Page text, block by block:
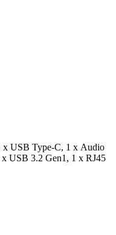
USB Type-C, 1 х Audio
USB 3.2 Gen1, 1 x RJ45